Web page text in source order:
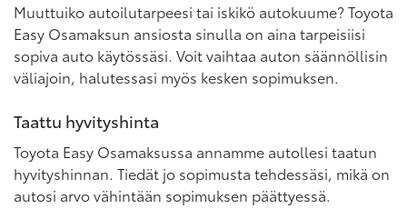
Muuttuiko autoilutarpeesi tai iskikö autokuume? Toyota
Easy Osamaksun ansiosta sinulla on aina tarpeisiisi
sopiva auto käytössäsi. Voit vaihtaa auton säännöllisin
väliajoin, halutessasi myös kesken sopimuksen.
Taattu hyvityshinta
Toyota Easy Osamaksussa annamme autollesi taatun
hyvityshinnan. Tiedät jo sopimusta tehdessäsi, mikä on
autosi arvo vähintään sopimuksen päättyessä.